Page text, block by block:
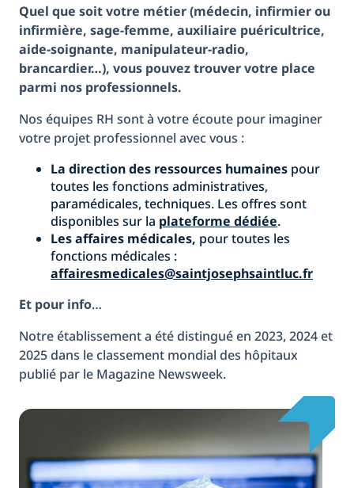
Quel que soit votre métier (médecin, infirmier ou
infirmière, sage-femme, auxiliaire puéricultrice,
aide-soignante, manipulateur-radio,
brancardier…), vous pouvez trouver votre place
parmi nos professionnels.
Nos équipes RH sont à votre écoute pour imaginer
votre projet professionnel avec vous :
La direction des ressources humaines pour
toutes les fonctions administratives,
paramédicales, techniques. Les offres sont
disponibles sur la plateforme dédiée.
Les affaires médicales, pour toutes les
fonctions médicales :
affairesmedicales@saintjosephsaintluc.fr
Et pour info…
Notre établissement a été distingué en 2023, 2024 et
2025 dans le classement mondial des hôpitaux
publié par le Magazine Newsweek.